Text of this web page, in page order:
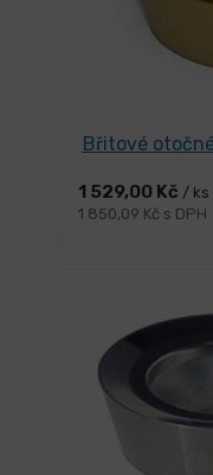
Břitové
1 529,00 Kč / ks
1 850,09 Kč s DPH